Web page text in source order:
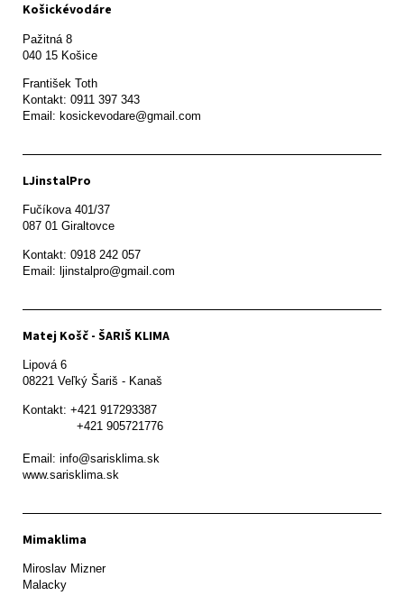
Košickévodáre
Pažitná 8
František Toth
Kontakt: 0911 397 343
Email: kosickevodare@gmail.com
LJinstalPro
Fučíkova 401/37
087 01 Giraltovce
Kontakt: 0918 242 057
Email: ljinstalpro@gmail.com
Matej Košč - ŠARIŠ KLIMA
Lipová 6
08221 Veľký Šariš - Kanaš
Kontakt: +421 917293387
Email: info@sarisklima.sk
www.sarisklima.sk
Mimaklima
Miroslav Mizner
Malacky